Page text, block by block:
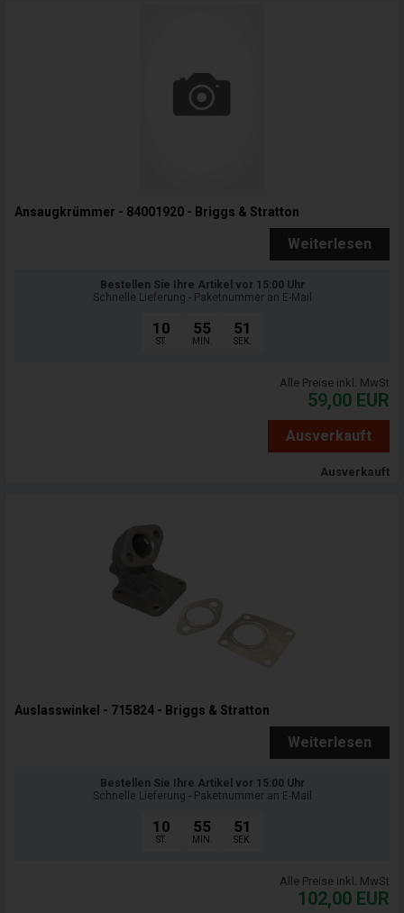
Ansaugkrümmer - 84001920 - Briggs & Stratton
Weiterlesen
Bestellen Sie Ihre Artikel vor 15:00 Uhr
Schnelle Lieferung - Paketnummer an E-Mail
10
ST.
55
MIN.
50
SEK.
Alle Preise inkl. MwSt
59,00 EUR
Ausverkauft
Ausverkauft
Auslasswinkel - 715824 - Briggs & Stratton
Weiterlesen
Bestellen Sie Ihre Artikel vor 15:00 Uhr
Schnelle Lieferung - Paketnummer an E-Mail
10
ST.
55
MIN.
50
SEK.
Alle Preise inkl. MwSt
102,00 EUR